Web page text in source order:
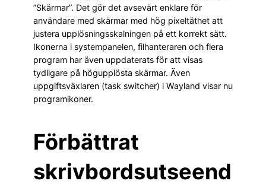
”Skärmar”. Det gör det avsevärt enklare för
användare med skärmar med hög pixeltäthet att
justera upplösningsskalningen på ett korrekt sätt.
Ikonerna i systempanelen, filhanteraren och flera
program har även uppdaterats för att visas
tydligare på högupplösta skärmar. Även
uppgiftsväxlaren (task switcher) i Wayland visar nu
programikoner.
Förbättrat
skrivbordsutseend